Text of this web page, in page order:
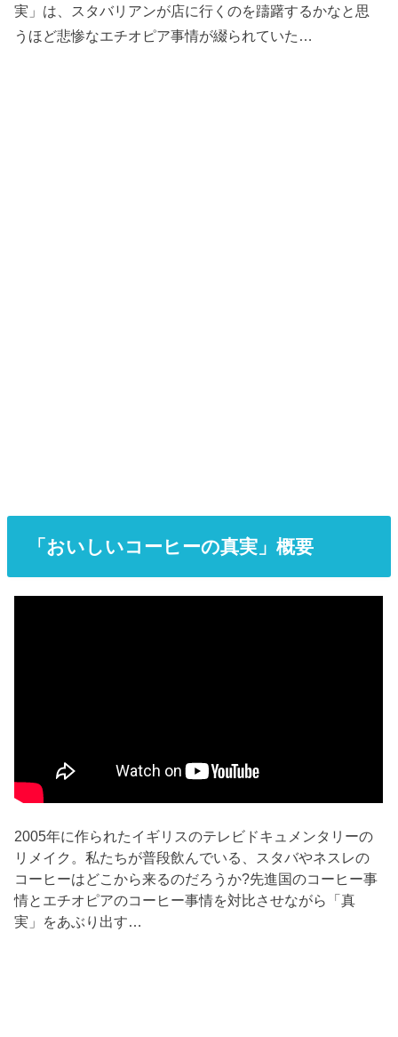
実」は、スタバリアンが店に行くのを躊躇するかなと思
うほど悲惨なエチオピア事情が綴られていた…
「おいしいコーヒーの真実」概要
2005年に作られたイギリスのテレビドキュメンタリーの
リメイク。私たちが普段飲んでいる、スタバやネスレの
コーヒーはどこから来るのだろうか?先進国のコーヒー事
情とエチオピアのコーヒー事情を対比させながら「真
実」をあぶり出す…